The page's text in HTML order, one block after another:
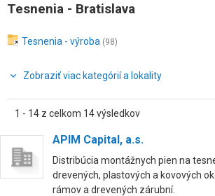
Tesnenia - Bratislava
Tesnenia - výroba (98)
Zobraziť viac kategórií a lokality
1 - 14 z celkom 14 výsledkov
APIM Capital, a.s.
Distribúcia montážnych pien na
drevených, plastových a kovových
rámov a drevených zárubní.